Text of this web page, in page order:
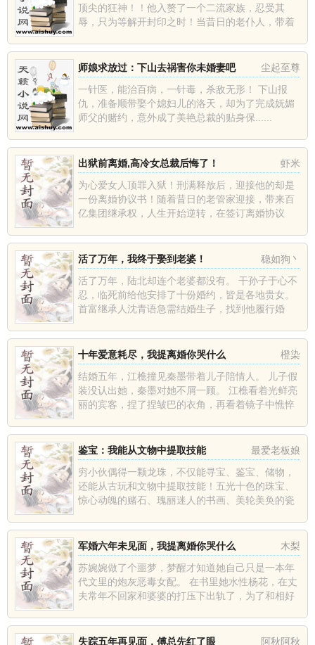
顶尖的狂神！！他入赘了一个二流家族，忍受其
辱，只为等解开封印之时！当昔日的老仆人，带着
尘起至尊
师娘求放过：下山去祸害你未婚妻吧
一针医，能治百病，一针毒，杀敌无形！ 下山报
仇，准备顺带娶个媳妇儿的洛天，却为了完成妩媚
师父的赌约，意外成了美艳总裁的贴身保......
虾米
出狱前离婚,高冷女总裁后悔了！
为心爱女人顶罪入狱！刑满释放后，迎接他的却是
一份离婚协议书！随着昔日的老管家迎接，带来百
亿集团继承权，人生开始逆转，在签订离婚协议
稳如狗丶
活了万年，我终于娶到老婆！
活了万年，陆北却连个老婆都没有。 干孙子于心不
忍，临死前给他安排了十份婚约，皆是各地贵女。
首富继承人沈青语急需结婚生子，找到他履行婚
橙染
十年爱意耗尽，我提离婚你哭什么
结婚五年，江樵撞见秦墨带着儿子陪情人。 儿子假
装没认出她，秦墨对她不屑一顾。 江樵看着光鲜亮
丽的宾客，捏了捏皱巴的衣角，再看着镜子中憔悴
最爱老板娘
鉴宝：我能从文物中提取技能
穷小伙偶得一颗龙珠，不仅能寻宝、鉴宝、储物，
还能从古玩和文物中提取技能！五光十色的珠宝、
惊心动魄的赌石、瑰丽迷人的书画、美轮美奂的瓷
木梨
军婚六年未见面，我提离婚你哭什么
苏婉婉做了个噩梦，梦醒才知道她自己只是一本年
代文里的炮灰恶毒女配。 在书里她水性杨花，在丈
夫常年不回家和婆婆的打压下出轨了，为了和相好
阿秋阿秋
失踪五年再见面，傅总先红了眼